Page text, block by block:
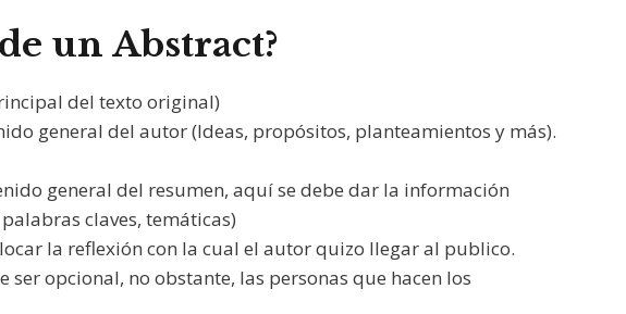
un Abstract?
del texto original)
general del autor (Ideas, propósitos, planteamientos y más).
general del resumen, aquí se debe dar la información
claves, temáticas)
la reflexión con la cual el autor quizo llegar al publico.
ser opcional, no obstante, las personas que hacen los